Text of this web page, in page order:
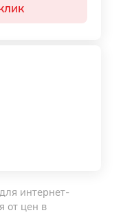
интернет-
от цен в